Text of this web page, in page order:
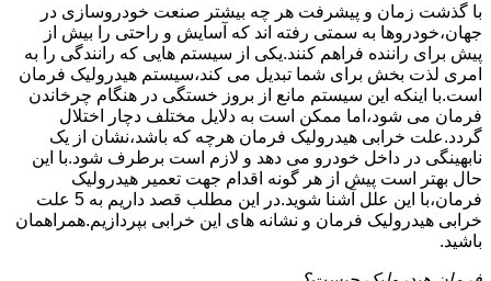
با گذشت زمان و پیشرفت هر چه بیشتر صنعت خودروسازی در
جهان،خودروها به سمتی رفته اند که آسایش و راحتی را بیش از
پیش برای راننده فراهم کنند.یکی از سیستم هایی که رانندگی را به
امری لذت بخش برای شما تبدیل می کند،سیستم هیدرولیک فرمان
است.با اینکه این سیستم مانع از بروز خستگی در هنگام چرخاندن
فرمان می شود،اما ممکن است به دلایل مختلف دچار اختلال
گردد.علت خرابی هیدرولیک فرمان هرچه که باشد،نشان از یک
نابهینگی در داخل خودرو می دهد و لازم است برطرف شود.با این
حال بهتر است پیش از هر گونه اقدام جهت تعمیر هیدرولیک
فرمان،با این علل آشنا شوید.در این مطلب قصد داریم به 5 علت
خرابی هیدرولیک فرمان و نشانه های این خرابی بپردازیم.همراهمان
باشید.